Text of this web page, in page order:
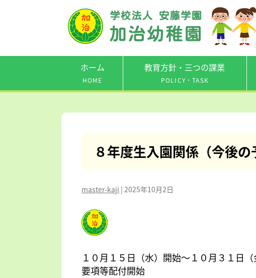
ホーム
HOME
教育方針・三つの課業
POLICY・TASK
８年度生入園関係（今後の
master-kaji |2025年10月2日
１０月１５日（水）開始～１０月３１日
要項等配付開始